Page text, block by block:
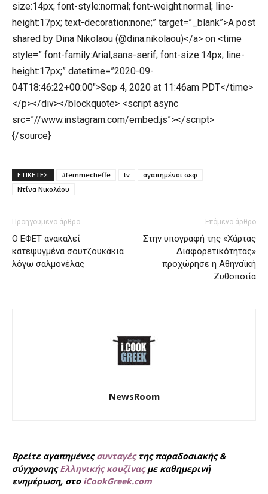
size:14px; font-style:normal; font-weight:normal; line-
height:17px; text-decoration:none;” target=”_blank”>A post
shared by Dina Nikolaou (@dina.nikolaou)</a> on <time
style=” font-family:Arial,sans-serif; font-size:14px; line-
height:17px;” datetime=”2020-09-
04T18:46:22+00:00″>Sep 4, 2020 at 11:46am PDT</time>
</p></div></blockquote> <script async
src=”//www.instagram.com/embed.js”></script>
{/source}
ΕΤΙΚΕΤΕΣ #femmecheffe tv
αγαπημένοι σεφ
Ντίνα Νικολάου
Προηγούμενο άρθρο
Ο ΕΦΕΤ ανακαλεί
κατεψυγμένα σουτζουκάκια
λόγω σαλμονέλας
Επόμενο άρθρο
Στην υπογραφή της «Χάρτας
Διαφορετικότητας»
προχώρησε η Αθηναϊκή
Ζυθοποιία
NewsRoom
Βρείτε αγαπημένεςσυνταγέςτης παραδοσιακής &
σύγχρονηςΕλληνικής κουζίναςμε καθημερινή
ενημέρωση, στο iCookGreek.com